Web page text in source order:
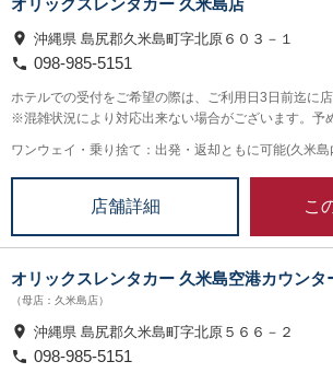
沖縄県 島尻郡久米島町字北原６０３－１
098-985-5151
ホテルでの受付をご希望の際は、ご利用日3日前迄に
※混雑状況により対応出来ない場合がございます。予
ワンウェイ・乗り捨て：出発・返却ともに可能(久米島
店舗詳細 こ
オリックスレンタカー 久米島空港カウンタ
（母店：久米島店）
沖縄県 島尻郡久米島町字北原５６６－２
098-985-5151